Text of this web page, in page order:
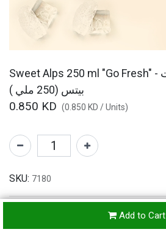
Sweet Alps 250 ml "Go Fresh" - عصير سويت
بيتس (250 ملي )
0.850 KD (0.850 KD /Units)
Add to Cart
SKU: 7180
Refunds & Returns Accepted